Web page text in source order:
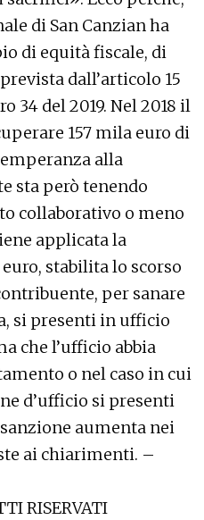
di San Canzian ha
di equità fiscale, di
dall’articolo 15
34 del 2019. Nel 2018 il
157 mila euro di
alla
sta però tenendo
collaborativo o meno
applicata la
stabilita lo scorso
per sanare
si presenti in ufficio
che l’ufficio abbia
o nel caso in cui
d’ufficio si presenti
aumenta nei
ai chiarimenti. –
RISERVATI